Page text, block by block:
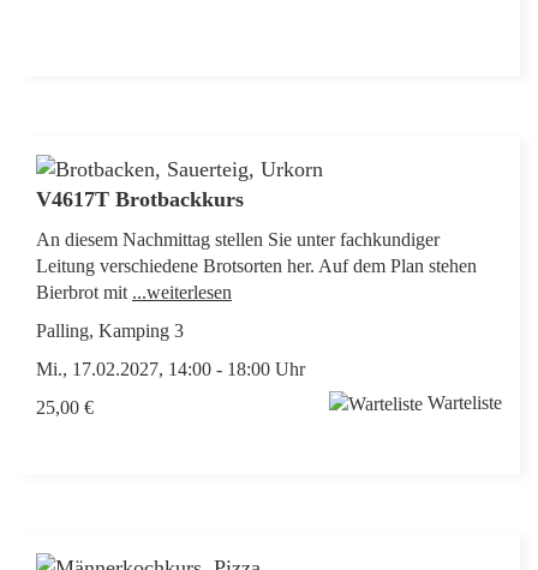
V4617T Brotbackkurs
An diesem Nachmittag stellen Sie unter fachkundiger
Leitung verschiedene Brotsorten her. Auf dem Plan stehen
Bierbrot mit ...weiterlesen
Palling, Kamping 3
Mi., 17.02.2027, 14:00 - 18:00 Uhr
25,00 €
Warteliste